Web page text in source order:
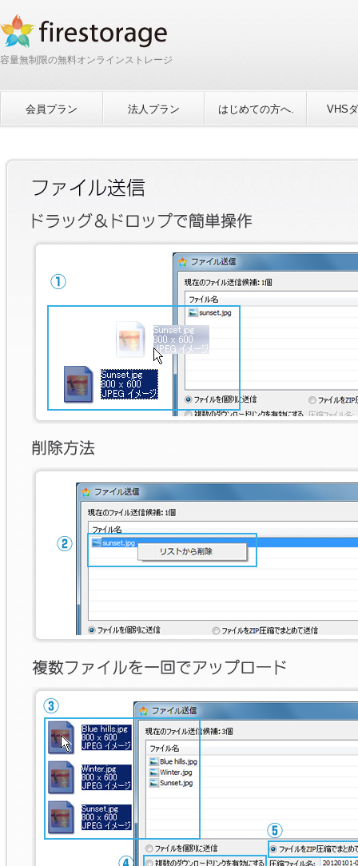
容量無制限の無料オンラインストレージ
会員プラン 法人プラン はじめての方へ. VHS